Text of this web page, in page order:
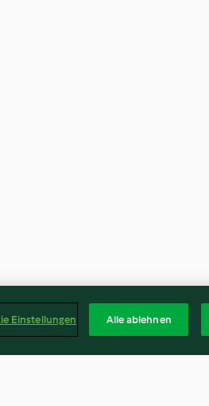
Einstellungen Alle ablehnen